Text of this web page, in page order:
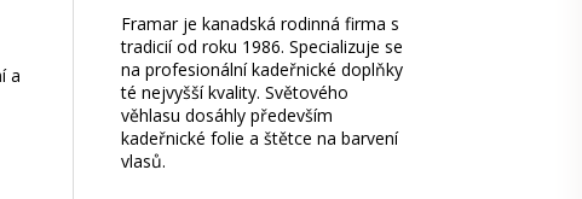
a
Framar je kanadská rodinná firma s
tradicií od roku 1986. Specializuje se
na profesionální kadeřnické doplňky
té nejvyšší kvality. Světového
věhlasu dosáhly především
kadeřnické folie a štětce na barvení
vlasů.